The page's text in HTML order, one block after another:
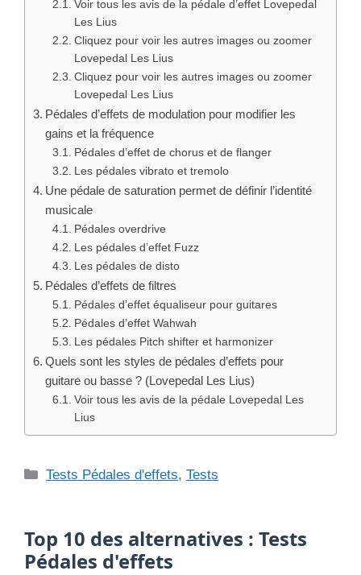
Voir tous les avis de la pédale d’effet Lovepedal
Les Lius
Cliquez pour voir les autres images ou zoomer
Lovepedal Les Lius
Cliquez pour voir les autres images ou zoomer
Lovepedal Les Lius
Pédales d’effets de modulation pour modifier les
gains et la fréquence
Pédales d’effet de chorus et de flanger
Les pédales vibrato et tremolo
Une pédale de saturation permet de définir l’identité
musicale
Pédales overdrive
Les pédales d’effet Fuzz
Les pédales de disto
Pédales d’effets de filtres
Pédales d’effet équaliseur pour guitares
Pédales d’effet Wahwah
Les pédales Pitch shifter et harmonizer
Quels sont les styles de pédales d’effets pour
guitare ou basse ? (Lovepedal Les Lius)
Voir tous les avis de la pédale Lovepedal Les
Lius
Catégories
Tests Pédales d'effets,Tests
Top 10 des alternatives : Tests
Pédales d'effets